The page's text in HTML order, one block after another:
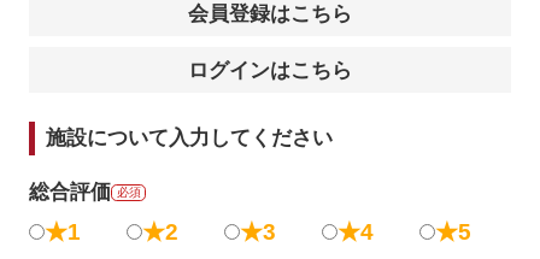
会員登録はこちら
ログインはこちら
施設について入力してください
総合評価 必須
★1 ★2 ★3 ★4 ★5